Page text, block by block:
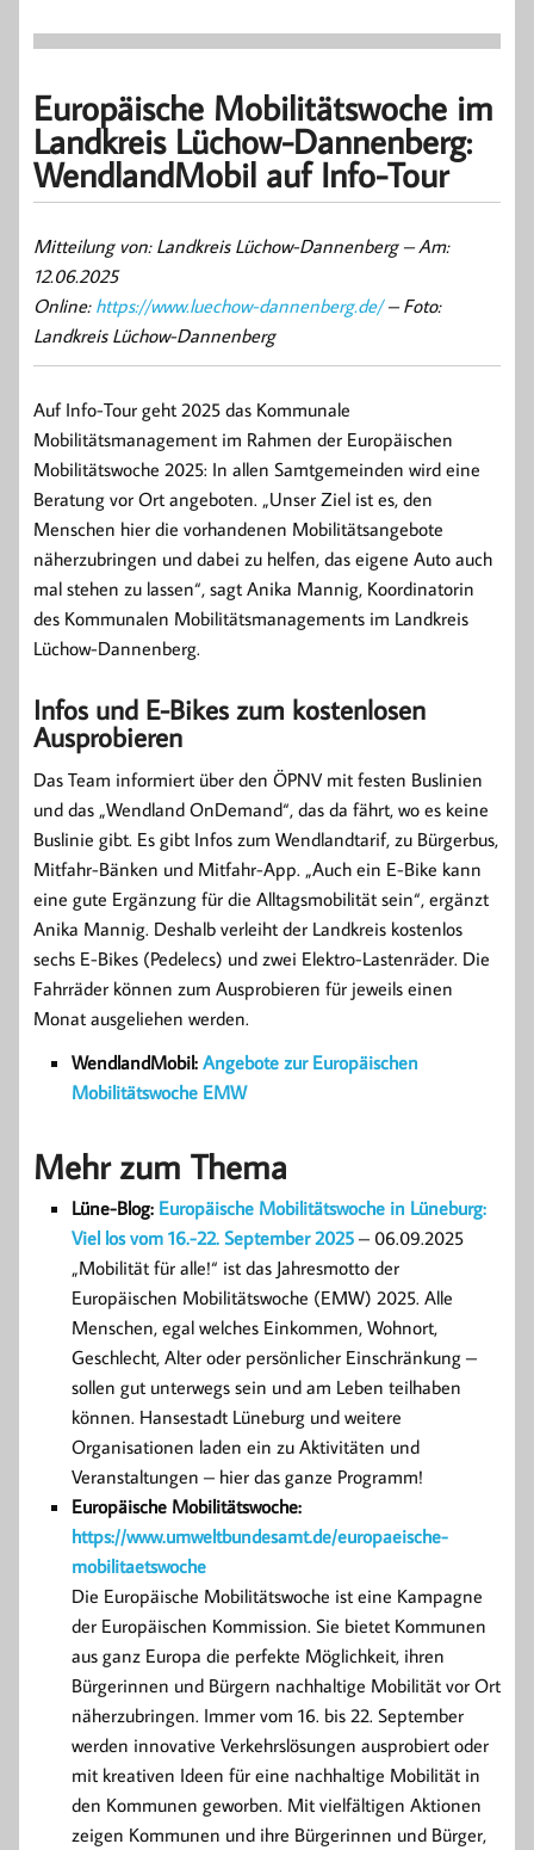
Europäische Mobilitätswoche im
Landkreis Lüchow-Dannenberg:
WendlandMobil auf Info-Tour
Mitteilung von: Landkreis Lüchow-Dannenberg –Am:
12.06.2025
Online: https://www.luechow-dannenberg.de/– Foto:
Landkreis Lüchow-Dannenberg
Auf Info-Tour geht 2025 das Kommunale
Mobilitätsmanagement im Rahmen der Europäischen
Mobilitätswoche 2025: In allen Samtgemeinden wird eine
Beratung vor Ort angeboten. „Unser Ziel ist es, den
Menschen hier die vorhandenen Mobilitätsangebote
näherzubringen und dabei zu helfen, das eigene Auto auch
mal stehen zu lassen“, sagt Anika Mannig, Koordinatorin
des Kommunalen Mobilitätsmanagements im Landkreis
Lüchow-Dannenberg.
Infos und E-Bikes zum kostenlosen
Ausprobieren
Das Team informiert über den ÖPNV mit festen Buslinien
und das „Wendland OnDemand“, das da fährt, wo es keine
Buslinie gibt. Es gibt Infos zum Wendlandtarif, zu Bürgerbus,
Mitfahr-Bänken und Mitfahr-App. „Auch ein E-Bike kann
eine gute Ergänzung für die Alltagsmobilität sein“, ergänzt
Anika Mannig. Deshalb verleiht der Landkreis kostenlos
sechs E-Bikes (Pedelecs) und zwei Elektro-Lastenräder. Die
Fahrräder können zum Ausprobieren für jeweils einen
Monat ausgeliehen werden.
WendlandMobil: Angebote zur Europäischen
Mobilitätswoche EMW
Mehr zum Thema
Lüne-Blog: Europäische Mobilitätswoche in Lüneburg:
Viel los vom 16.-22. September 2025 – 06.09.2025
„Mobilität für alle!“ ist das Jahresmotto der
Europäischen Mobilitätswoche (EMW) 2025. Alle
Menschen, egal welches Einkommen, Wohnort,
Geschlecht, Alter oder persönlicher Einschränkung –
sollen gut unterwegs sein und am Leben teilhaben
können. Hansestadt Lüneburg und weitere
Organisationen laden ein zu Aktivitäten und
Veranstaltungen – hier das ganze Programm!
Europäische Mobilitätswoche:
https://www.umweltbundesamt.de/europaeische-
mobilitaetswoche
Die Europäische Mobilitätswoche ist eine Kampagne
der Europäischen Kommission. Sie bietet Kommunen
aus ganz Europa die perfekte Möglichkeit, ihren
Bürgerinnen und Bürgern nachhaltige Mobilität vor Ort
näherzubringen. Immer vom 16. bis 22. September
werden innovative Verkehrslösungen ausprobiert oder
mit kreativen Ideen für eine nachhaltige Mobilität in
den Kommunen geworben. Mit vielfältigen Aktionen
zeigen Kommunen und ihre Bürgerinnen und Bürger,